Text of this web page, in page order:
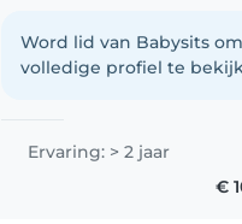
vind het leuk om met
om te gaan, en heb
Word lid van Babysits
volledige profiel te
Ervaring: > 2 jaar
€